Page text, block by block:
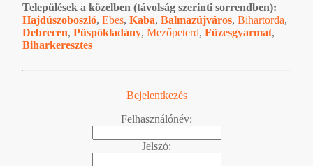
Települések a közelben (távolság szerinti sorrendben):
Hajdúszoboszló, Ebes, Kaba, Balmazújváros, Bihartorda,
Debrecen, Püspökladány, Mezőpeterd, Füzesgyarmat,
Biharkeresztes
Bejelentkezés
Felhasználónév:
Jelszó: